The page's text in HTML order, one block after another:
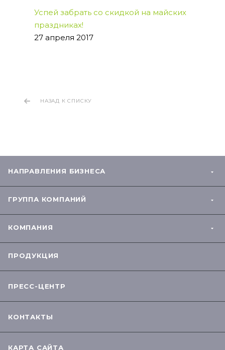
Успей забрать со скидкой на майских
праздниках!
27 апреля 2017
НАЗАД К СПИСКУ
НАПРАВЛЕНИЯ БИЗНЕСА
ГРУППА КОМПАНИЙ
КОМПАНИЯ
ПРОДУКЦИЯ
ПРЕСС-ЦЕНТР
КОНТАКТЫ
КАРТА САЙТА